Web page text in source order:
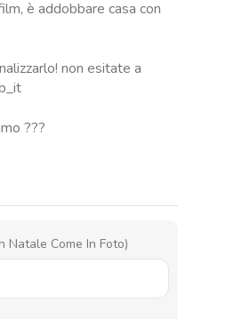
è addobbare casa con
non esitate a
???
Natale Come In Foto)